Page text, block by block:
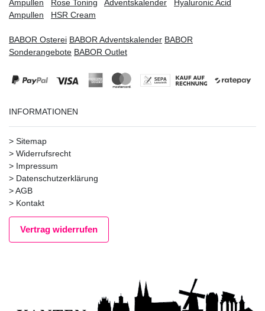
Ampullen
Rose Toning Adventskalender
Hyaluronic Acid
Ampullen
HSR Cream
BABOR Osterei BABOR Adventskalender BABOR
Sonderangebote BABOR Outlet
INFORMATIONEN
> Sitemap
> Widerrufsrecht
> Impressum
> Datenschutzerklärung
>AGB
> Kontakt
Vertrag widerrufen